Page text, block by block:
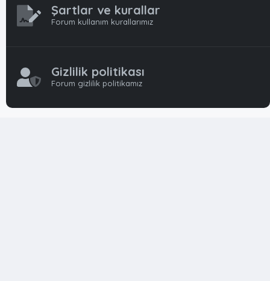
Şartlar ve kurallar
Forum kullanım kurallarımız
Gizlilik politikası
Forum gizlilik politikamız